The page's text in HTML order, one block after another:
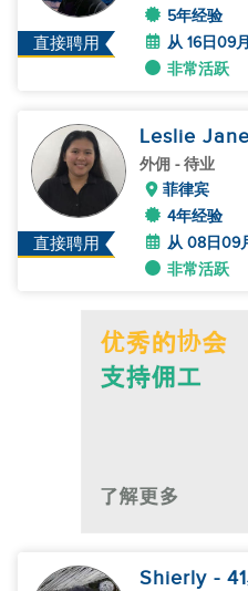
直接聘用
5年经验
从 16日09
非常活跃
直接聘用
Leslie Jane
外佣 - 待业
菲律宾
4年经验
从 08日09
非常活跃
Shierly - 41